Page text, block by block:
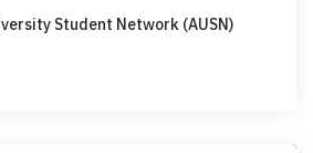
Student Network (AUSN)